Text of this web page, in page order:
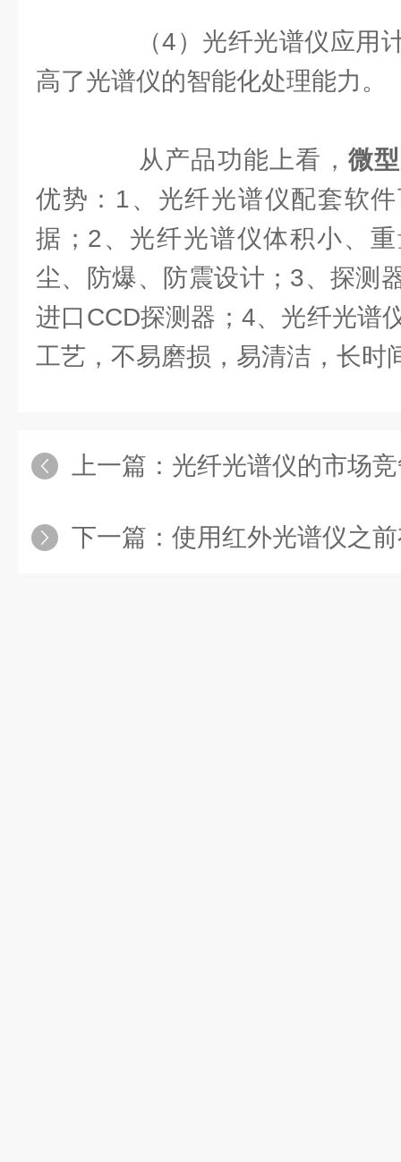
（4）光纤光谱仪应用计
高了光谱仪的智能化处理能力。
从产品功能上看， 微
优势：1、光纤光谱仪配套软
据；2、光纤光谱仪体积小、
尘、防爆、防震设计；3、探测
进口CCD探测器；4、光纤光谱
工艺，不易磨损，易清洁，长时
上一篇： 光纤光谱仪的市场
下一篇： 使用红外光谱仪之